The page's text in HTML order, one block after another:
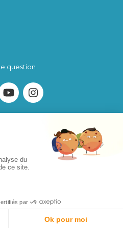
Localisation
question
SIRET : 923 516 587
(OF) enregistré sous le
SIRET 94311513900017